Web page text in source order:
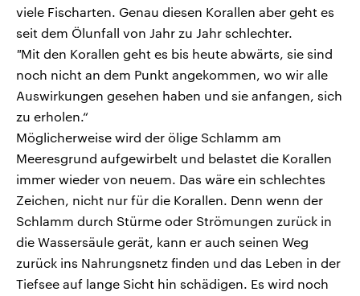
viele Fischarten. Genau diesen Korallen aber geht es
seit dem Ölunfall von Jahr zu Jahr schlechter.
"Mit den Korallen geht es bis heute abwärts, sie sind
noch nicht an dem Punkt angekommen, wo wir alle
Auswirkungen gesehen haben und sie anfangen, sich
zu erholen.“
Möglicherweise wird der ölige Schlamm am
Meeresgrund aufgewirbelt und belastet die Korallen
immer wieder von neuem. Das wäre ein schlechtes
Zeichen, nicht nur für die Korallen. Denn wenn der
Schlamm durch Stürme oder Strömungen zurück in
die Wassersäule gerät, kann er auch seinen Weg
zurück ins Nahrungsnetz finden und das Leben in der
Tiefsee auf lange Sicht hin schädigen. Es wird noch